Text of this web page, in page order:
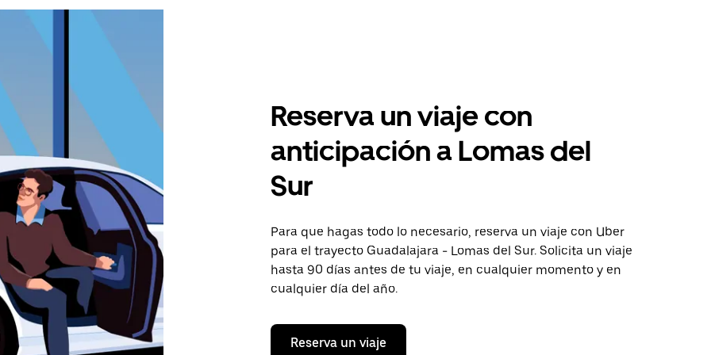
Reserva un viaje con
anticipación a Lomas del
Sur
Para que hagas todo lo necesario, reserva un viaje con Uber
para el trayecto Guadalajara - Lomas del Sur. Solicita un viaje
hasta 90 días antes de tu viaje, en cualquier momento y en
cualquier día del año.
Reserva un viaje